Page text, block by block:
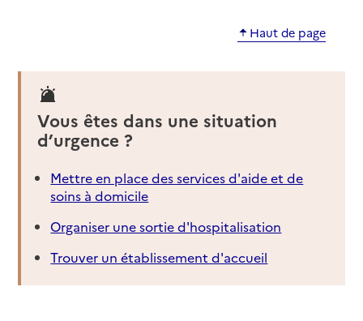
Haut de page
Vous êtes dans une situation
d’urgence ?
Mettre en place des services d'aide et de
soins à domicile
Organiser une sortie d'hospitalisation
Trouver un établissement d'accueil